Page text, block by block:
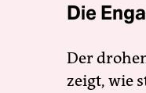
Die
Der
zeigt, wie